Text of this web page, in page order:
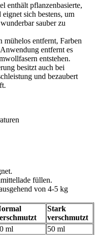
enthält pflanzenbasierte,
sich bestens, um
sauber zu
mühelos entfernt, Farben
entfernt es
entstehen.
besitzt auch bei
und bezaubert
füllen.
von 4-5 kg
Stark
verschmutzt
ml
50 ml